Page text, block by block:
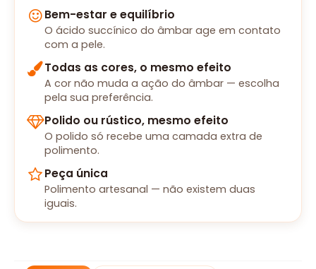
Bem-estar e equilíbrio
O ácido succínico do âmbar age em contato
com a pele.
Todas as cores, o mesmo efeito
A cor não muda a ação do âmbar — escolha
pela sua preferência.
Polido ou rústico, mesmo efeito
O polido só recebe uma camada extra de
polimento.
Peça única
Polimento artesanal — não existem duas
iguais.